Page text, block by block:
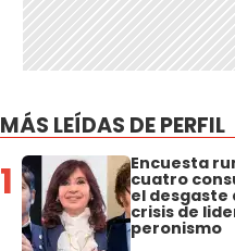
MÁS LEÍDAS DE PERFIL
1 Encuesta
cuatro
el desgaste
crisis de
peronismo